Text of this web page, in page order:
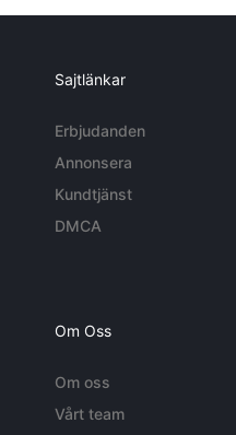
Sajtlänkar
Erbjudanden
Annonsera
Kundtjänst
DMCA
Om Oss
Om oss
Vårt team